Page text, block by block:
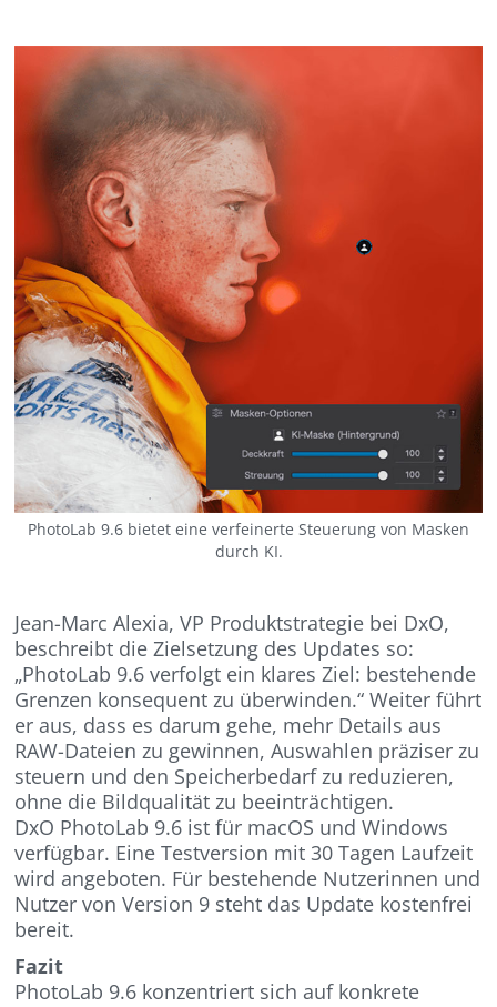
PhotoLab 9.6 bietet eine verfeinerte Steuerung von Masken
durch KI.
Jean-Marc Alexia, VP Produktstrategie bei DxO,
beschreibt die Zielsetzung des Updates so:
„PhotoLab 9.6 verfolgt ein klares Ziel: bestehende
Grenzen konsequent zu überwinden.“ Weiter führt
er aus, dass es darum gehe, mehr Details aus
RAW-Dateien zu gewinnen, Auswahlen präziser zu
steuern und den Speicherbedarf zu reduzieren,
ohne die Bildqualität zu beeinträchtigen.
DxO PhotoLab 9.6 ist für macOS und Windows
verfügbar. Eine Testversion mit 30 Tagen Laufzeit
wird angeboten. Für bestehende Nutzerinnen und
Nutzer von Version 9 steht das Update kostenfrei
bereit.
Fazit
PhotoLab 9.6 konzentriert sich auf konkrete